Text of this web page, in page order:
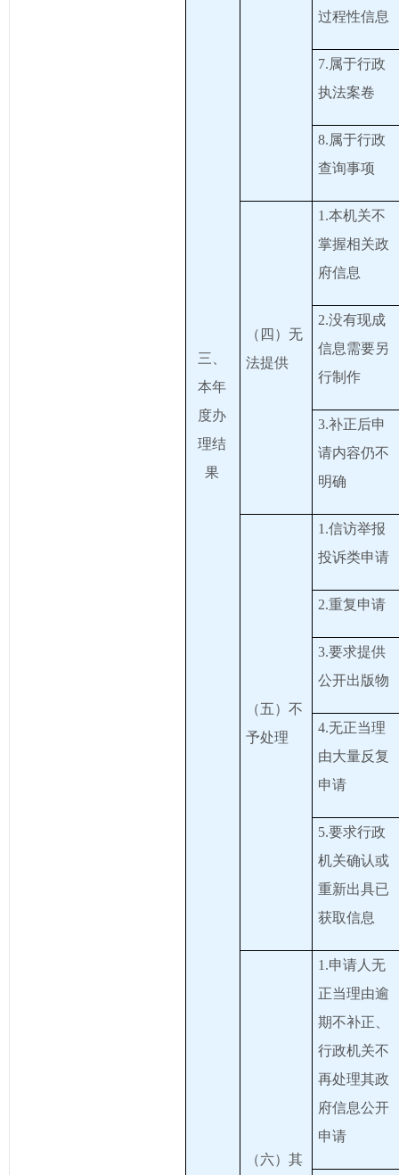
三、
本年
度办
理结
果
过程性信息
7.属于行政
执法案卷
8.属于行政
查询事项
（四）无
法提供
1.本机关不
掌握相关政
府信息
2.没有现成
信息需要另
行制作
3.补正后申
请内容仍不
明确
（五）不
予处理
1.信访举报
投诉类申请
2.重复申请
3.要求提供
公开出版物
4.无正当理
由大量反复
申请
5.要求行政
机关确认或
重新出具已
获取信息
（六）其
1.申请人无
正当理由逾
期不补正、
行政机关不
再处理其政
府信息公开
申请